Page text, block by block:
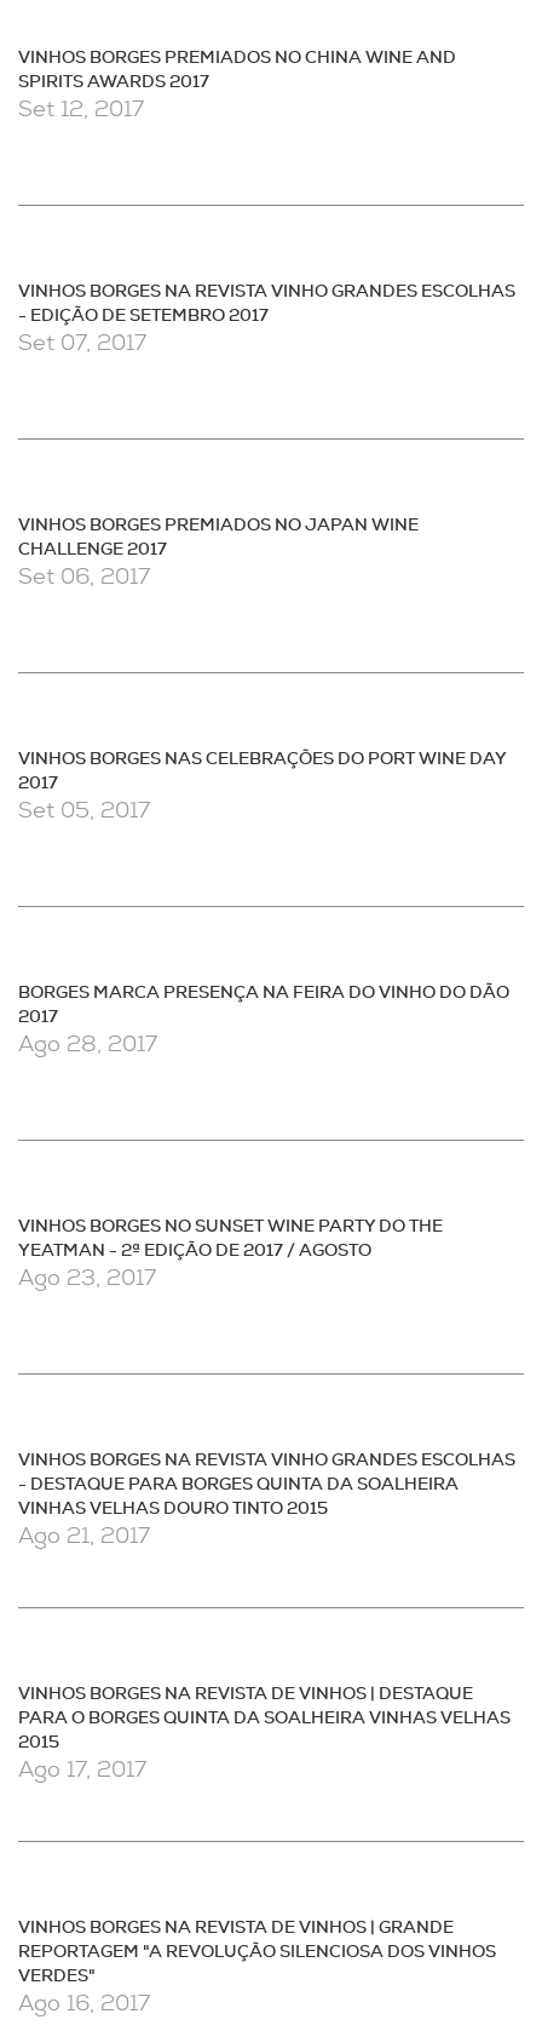
VINHOS BORGES PREMIADOS NO CHINA WINE AND
SPIRITS AWARDS 2017
Set 12, 2017
VINHOS BORGES NA REVISTA VINHO GRANDES ESCOLHAS
- EDIÇÃO DE SETEMBRO 2017
Set 07, 2017
VINHOS BORGES PREMIADOS NO JAPAN WINE
CHALLENGE 2017
Set 06, 2017
VINHOS BORGES NAS CELEBRAÇÕES DO PORT WINE DAY
2017
Set 05, 2017
BORGES MARCA PRESENÇA NA FEIRA DO VINHO DO DÃO
2017
Ago 28, 2017
VINHOS BORGES NO SUNSET WINE PARTY DO THE
YEATMAN - 2ª EDIÇÃO DE 2017 / AGOSTO
Ago 23, 2017
VINHOS BORGES NA REVISTA VINHO GRANDES ESCOLHAS
- DESTAQUE PARA BORGES QUINTA DA SOALHEIRA
VINHAS VELHAS DOURO TINTO 2015
Ago 21, 2017
VINHOS BORGES NA REVISTA DE VINHOS | DESTAQUE
PARA O BORGES QUINTA DA SOALHEIRA VINHAS VELHAS
2015
Ago 17, 2017
VINHOS BORGES NA REVISTA DE VINHOS | GRANDE
REPORTAGEM "A REVOLUÇÃO SILENCIOSA DOS VINHOS
VERDES"
Ago 16, 2017